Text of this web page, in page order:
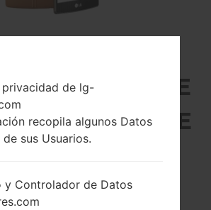
(LGH815K) DE
LG G4 TD-LTE
de lg-
recopila algunos Datos
de sus Usuarios.
y Controlador de Datos